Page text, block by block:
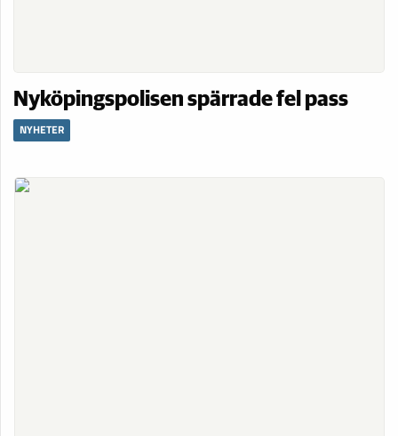
Nyköpingspolisen spärrade fel pass
NYHETER